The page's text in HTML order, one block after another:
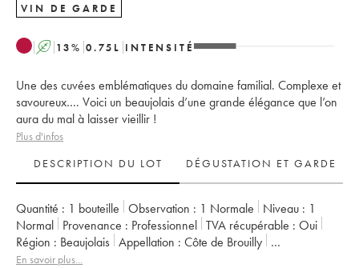
VIN DE GARDE
A 13% 0.75 L INTENSITÉ
Une des cuvées emblématiques du domaine familial. Complexe et
savoureux…. Voici un beaujolais d’une grande élégance que l’on
aura du mal à laisser vieillir !
Plus d'infos
DESCRIPTION DU LOT
DÉGUSTATION ET GARDE
Quantité : 1 bouteille Observation : 1 Normale Niveau : 1
Normal
Provenance : professionnel TVA récupérable :
oui
Région :
Beaujolais Appellation :
Côte de Brouilly
Propriétaire :
En savoir plus...